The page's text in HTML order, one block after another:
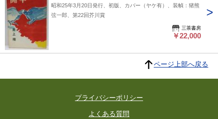
昭和25年3月20日発行、初版、カバー（ヤケ有）、装幀：猪熊
弦一郎、第22回芥川賞
三茶書房
￥22,000
ページ上部へ戻る
プライバシーポリシー
よくある質問